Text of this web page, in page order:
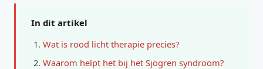
In dit artikel
Wat is rood licht therapie precies?
Waarom helpt het bij het Sjögren syndroom?